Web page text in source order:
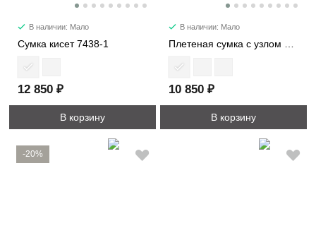
В наличии: Мало
Сумка кисет 7438-1
12 850 ₽
В корзину
В наличии: Мало
Плетеная сумка с узлом мини 6502-1
10 850 ₽
В корзину
-20%